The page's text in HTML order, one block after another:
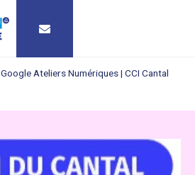
Google Ateliers Numériques | CCI Cantal